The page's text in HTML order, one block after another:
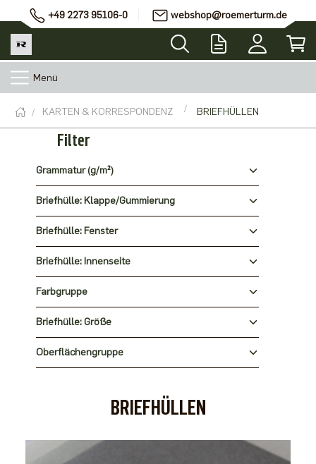
+49 2273 95106-0 webshop@roemerturm.de
Menü
KARTEN & KORRESPONDENZ BRIEFHÜLLEN
Filter
Grammatur (g/m²)
Briefhülle: Klappe/Gummierung
Briefhülle: Fenster
Briefhülle: Innenseite
Farbgruppe
Briefhülle: Größe
Oberflächengruppe
BRIEFHÜLLEN